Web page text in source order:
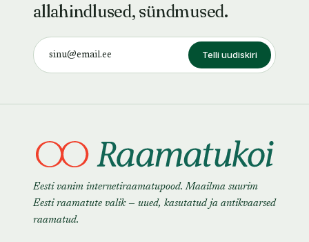
allahindlused, sündmused.
Telli uudiskiri
Eesti vanim internetiraamatupood. Maailma suurim
Eesti raamatute valik — uued, kasutatud ja antikvaarsed
raamatud.